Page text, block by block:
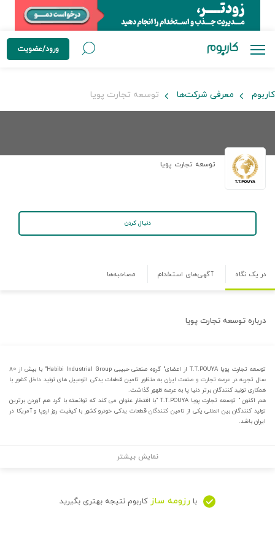
ورود/عضویت
کاربوم معرفی شرکت‌ها توسعه تجارت پویا
توسعه تجارت پویا
دنبال کردن
در یک نگاه آگهی‌های استخدام مصاحبه‌ها
درباره توسعه تجارت پویا
توسعه تجارت پویا T.T.POUYA از اعضای" گروه صنعتی حبیبی Habibi Industrial Group" با بیش از ۸۰
سال تجربه در عرصه تجارت و صنعت ایران به منظور تامین قطعات یدکی اتومبیل های تولید داخل کشور با
همکاری تولید کنندگان برتر دنیا پا به عرصه ظهور گذاشت.
هم اکنون " توسعه تجارت پویا T.T.POUYA "با افتخار عنوان می کند که توانسته با گرد هم آوردن برترین
تولید کنندگان بین المللی یکی از تامین کنندگان قطعات یدکی خودرو کشور با کیفیت روز اروپا و آمریکا در
ایران باشد.
نمایش بیشتر
با رزومه ساز کاربوم نتیجه بهتری بگیرید